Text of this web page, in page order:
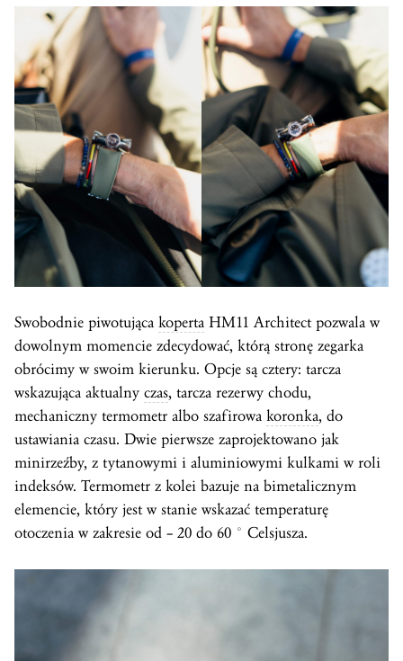
Swobodnie piwotująca koperta HM11 Architect pozwala w
dowolnym momencie zdecydować, którą stronę zegarka
obrócimy w swoim kierunku. Opcje są cztery: tarcza
wskazująca aktualny czas, tarcza rezerwy chodu,
mechaniczny termometr albo szafirowa koronka, do
ustawiania czasu. Dwie pierwsze zaprojektowano jak
minirzeźby, z tytanowymi i aluminiowymi kulkami w roli
indeksów. Termometr z kolei bazuje na bimetalicznym
elemencie, który jest w stanie wskazać temperaturę
otoczenia w zakresie od – 20 do 60 ° Celsjusza.